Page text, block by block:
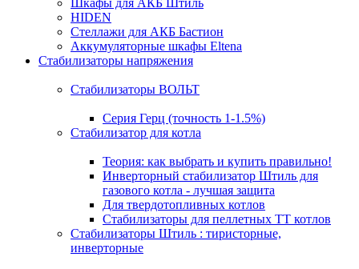
Шкафы для АКБ Штиль
HIDEN
Стеллажи для АКБ Бастион
Аккумуляторные шкафы Eltena
Стабилизаторы напряжения
Стабилизаторы ВОЛЬТ
Серия Герц (точность 1-1.5%)
Стабилизатор для котла
Теория: как выбрать и купить правильно!
Инверторный стабилизатор Штиль для
газового котла - лучшая защита
Для твердотопливных котлов
Стабилизаторы для пеллетных ТТ котлов
Стабилизаторы Штиль : тиристорные,
инверторные